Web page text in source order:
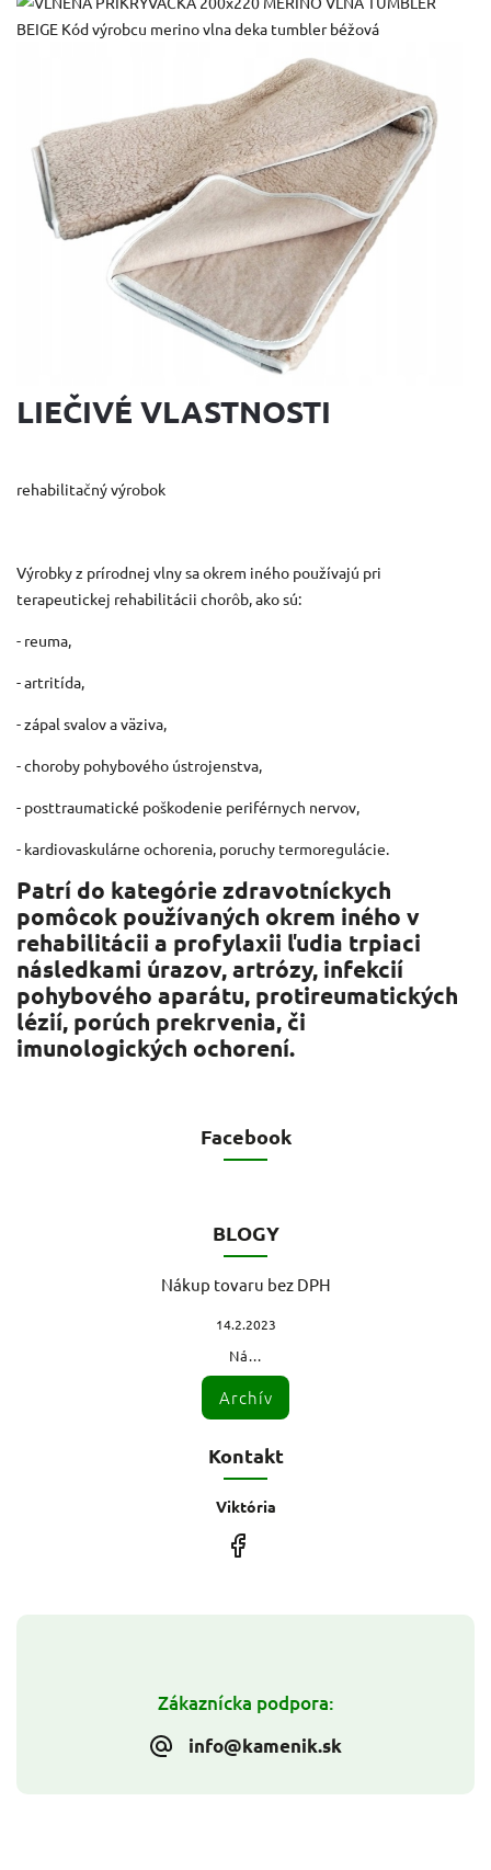
LIEČIVÉ VLASTNOSTI
rehabilitačný výrobok
Výrobky z prírodnej vlny sa okrem iného používajú pri
terapeutickej rehabilitácii chorôb, ako sú:
- reuma,
- artritída,
- zápal svalov a väziva,
- choroby pohybového ústrojenstva,
- posttraumatické poškodenie periférnych nervov,
- kardiovaskulárne ochorenia, poruchy termoregulácie.
Patrí do kategórie zdravotníckych
pomôcok používaných okrem iného v
rehabilitácii a profylaxii ľudia trpiaci
následkami úrazov, artrózy, infekcií
pohybového aparátu, protireumatických
lézií, porúch prekrvenia, či
imunologických ochorení.
Zákaznícka podpora:
info@kamenik.sk
Facebook
BLOGY
Nákup tovaru bez DPH
14.2.2023
Ná...
Archív
Kontakt
Viktória